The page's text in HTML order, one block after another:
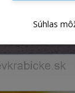
Súhlas